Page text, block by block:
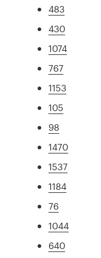
483
430
1074
767
1153
105
98
1470
1537
1184
76
1044
640